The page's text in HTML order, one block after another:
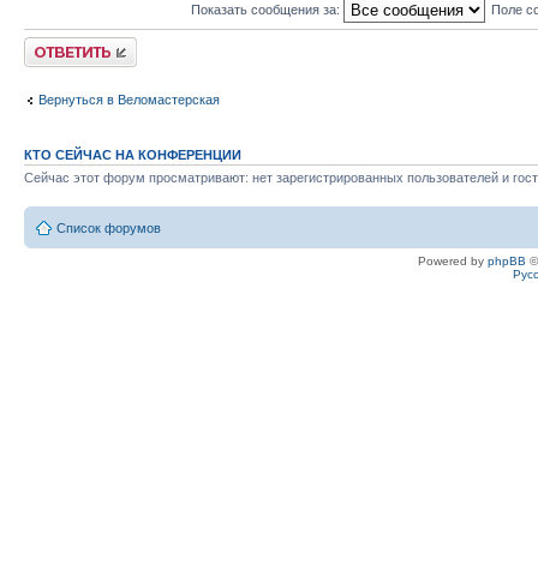
Показать сообщения за: Поле
Ответить
Вернуться в Веломастерская
КТО СЕЙЧАС НА КОНФЕРЕНЦИИ
Сейчас этот форум просматривают: нет зарегистрированных пользователей и
Список форумов
Powered by phpBB